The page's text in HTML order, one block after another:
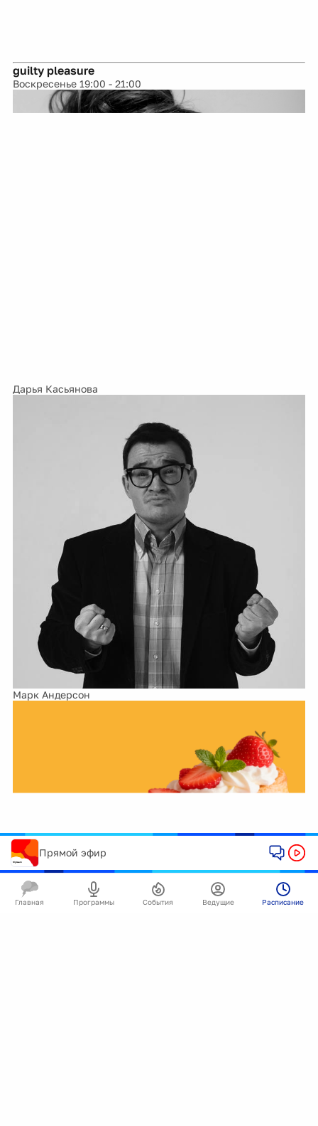
guilty pleasure
Воскресенье 19:00 - 21:00
Дарья Касьянова
Марк Андерсон
Прямой эфир
Главная Программы События Ведущие Расписание